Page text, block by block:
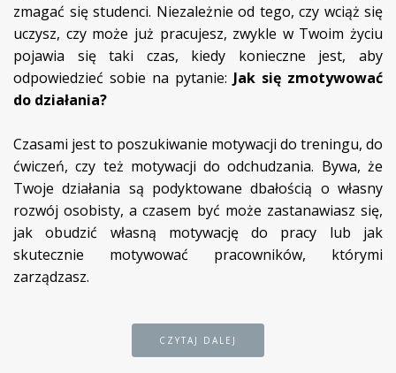
zmagać się studenci. Niezależnie od tego, czy wciąż się
uczysz, czy może już pracujesz, zwykle w Twoim życiu
pojawia się taki czas, kiedy konieczne jest, aby
odpowiedzieć sobie na pytanie: Jak się zmotywować
do działania?
Czasami jest to poszukiwanie motywacji do treningu, do
ćwiczeń, czy też motywacji do odchudzania. Bywa, że
Twoje działania są podyktowane dbałością o własny
rozwój osobisty, a czasem być może zastanawiasz się,
jak obudzić własną motywację do pracy lub jak
skutecznie motywować pracowników, którymi
zarządzasz.
CZYTAJ DALEJ